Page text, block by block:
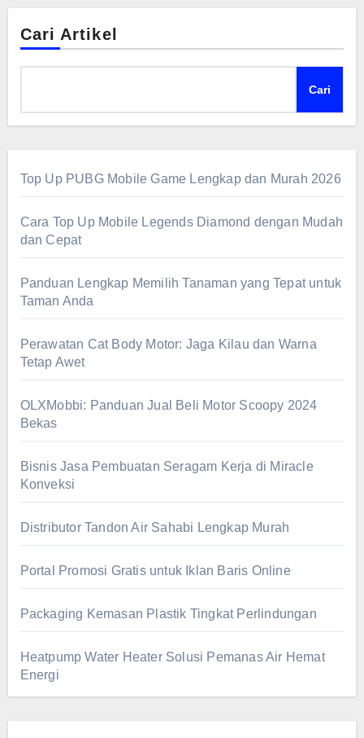
Cari Artikel
Cari
Top Up PUBG Mobile Game Lengkap dan Murah 2026
Cara Top Up Mobile Legends Diamond dengan Mudah
dan Cepat
Panduan Lengkap Memilih Tanaman yang Tepat untuk
Taman Anda
Perawatan Cat Body Motor: Jaga Kilau dan Warna
Tetap Awet
OLXMobbi: Panduan Jual Beli Motor Scoopy 2024
Bekas
Bisnis Jasa Pembuatan Seragam Kerja di Miracle
Konveksi
Distributor Tandon Air Sahabi Lengkap Murah
Portal Promosi Gratis untuk Iklan Baris Online
Packaging Kemasan Plastik Tingkat Perlindungan
Heatpump Water Heater Solusi Pemanas Air Hemat
Energi